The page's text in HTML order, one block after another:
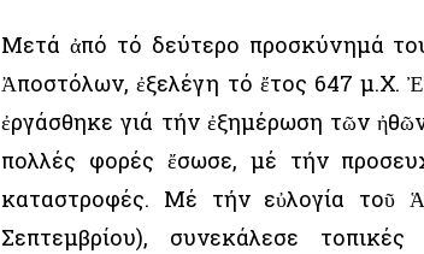
Μετά ἀπό τό δεύτερο προσκύνημά
Ἀποστόλων, ἐξελέγη τό ἔτος 647 μ.Χ.
ἐργάσθηκε γιά τήν ἐξημέρωση τῶν
πολλές φορές ἔσωσε, μέ τήν
καταστροφές. Μέ τήν εὐλογία
Σεπτεμβρίου), συνεκάλεσε